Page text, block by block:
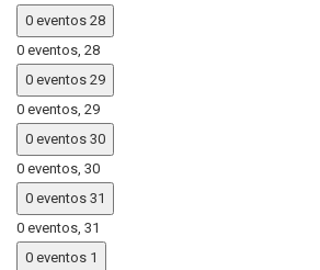
0 eventos 28
0 eventos, 28
0 eventos 29
0 eventos, 29
0 eventos 30
0 eventos, 30
0 eventos 31
0 eventos, 31
0 eventos 1